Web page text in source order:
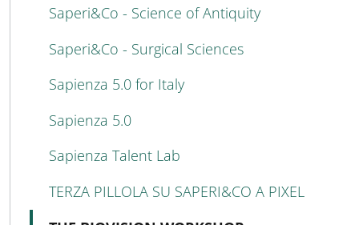
Saperi&Co - Science of Antiquity
Saperi&Co - Surgical Sciences
Sapienza 5.0 for Italy
Sapienza 5.0
Sapienza Talent Lab
TERZA PILLOLA SU SAPERI&CO A PIXEL